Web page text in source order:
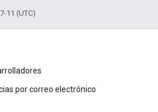
11 (UTC)
por correo electrónico